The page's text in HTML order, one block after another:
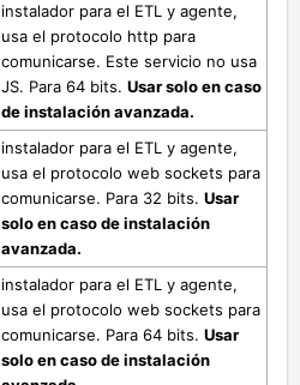
instalador para el ETL y agente,
usa el protocolo http para
comunicarse. Este servicio no usa
JS. Para 64 bits. Usar solo en caso
de instalación avanzada.
instalador para el ETL y agente,
usa el protocolo web sockets para
comunicarse. Para 32 bits. Usar
solo en caso de instalación
avanzada.
instalador para el ETL y agente,
usa el protocolo web sockets para
comunicarse. Para 64 bits. Usar
solo en caso de instalación